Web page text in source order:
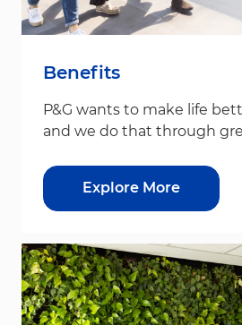
Benefits
P&G wants to make life
and we do that through
Explore More